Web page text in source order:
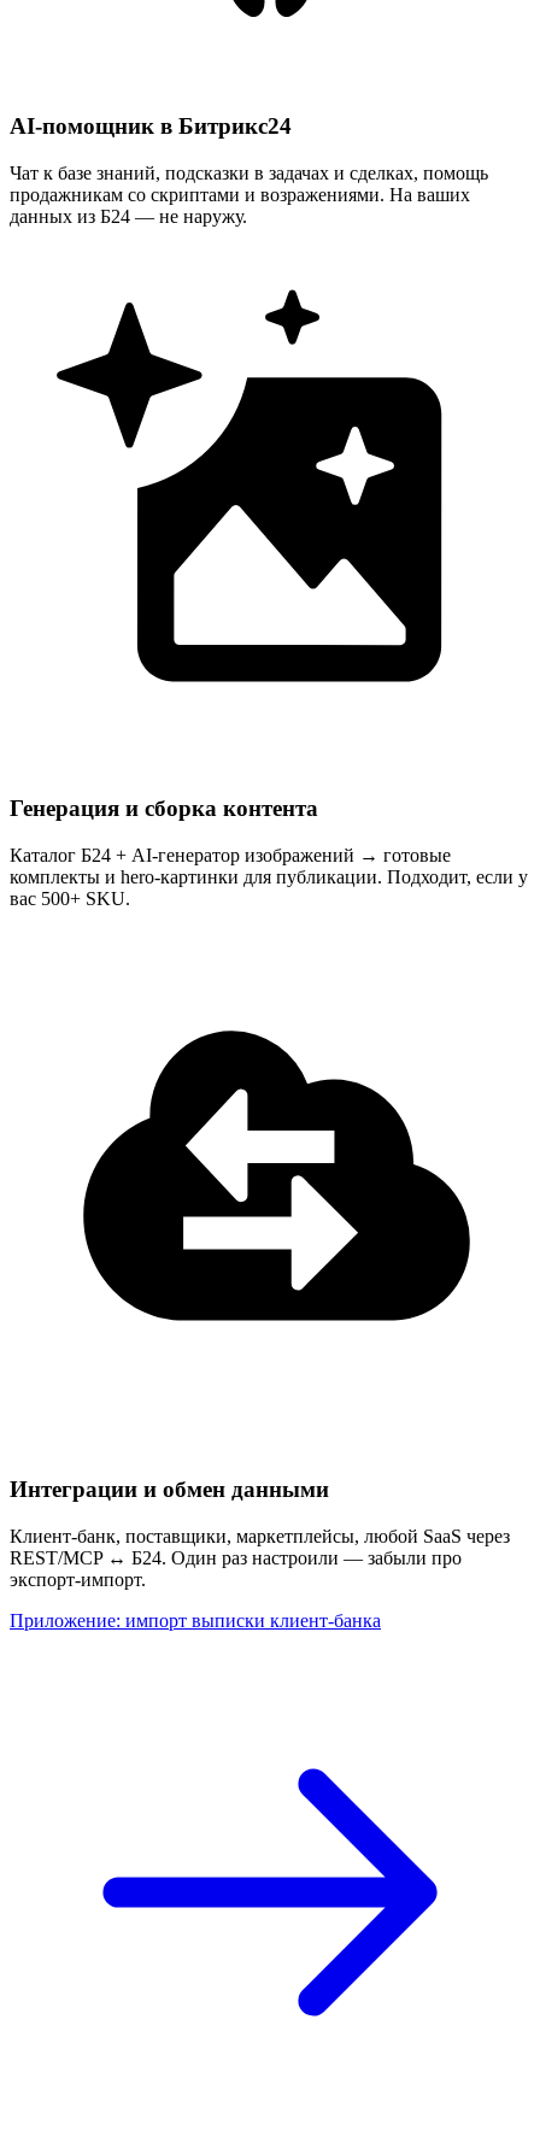
AI-помощник в Битрикс24
Чат к базе знаний, подсказки в задачах и сделках, помощь
продажникам со скриптами и возражениями. На ваших
данных из Б24 — не наружу.
Генерация и сборка контента
Каталог Б24 + AI-генератор изображений → готовые
комплекты и hero-картинки для публикации. Подходит, если у
вас 500+ SKU.
Интеграции и обмен данными
Клиент-банк, поставщики, маркетплейсы, любой SaaS через
REST/MCP ↔ Б24. Один раз настроили — забыли про
экспорт-импорт.
Приложение: импорт выписки клиент-банка